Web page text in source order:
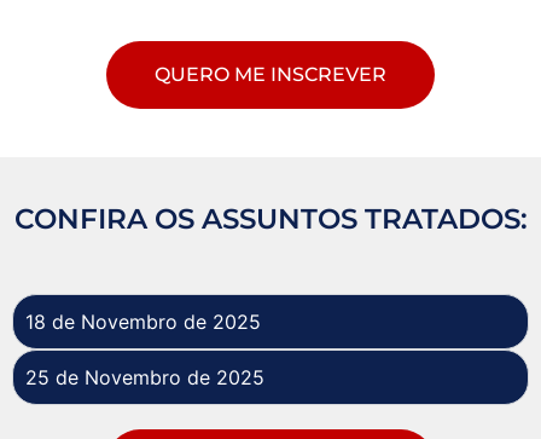
QUERO ME INSCREVER
CONFIRA OS ASSUNTOS TRATADOS:
18 de Novembro de 2025
25 de Novembro de 2025